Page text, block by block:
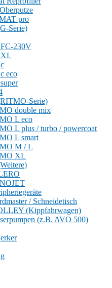
pro
Serie)
230V
XL
eco
Serie)
double mix
L eco
L plus / turbo / powercoat
L smart
M / L
XL
/ Schneidetisch
(Kippfahrwagen)
(z.B. AVO 500)